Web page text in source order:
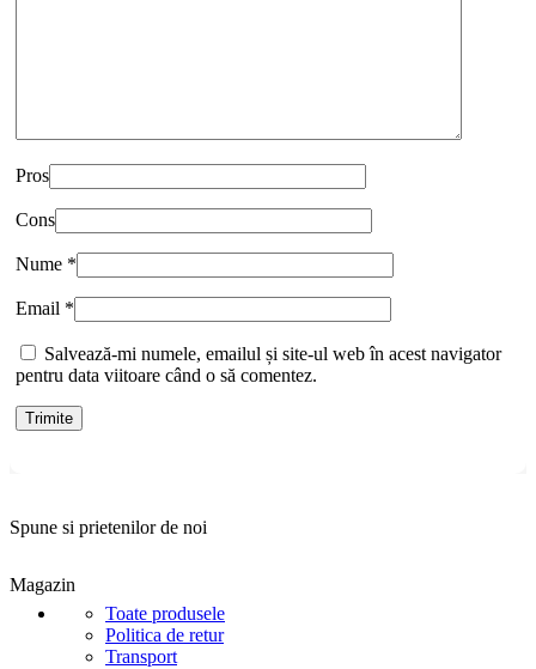
Pros
Cons
Nume *
Email *
Salvează-mi numele, emailul și site-ul web în acest navigator
pentru data viitoare când o să comentez.
Spune si prietenilor de noi
Magazin
Toate produsele
Politica de retur
Transport